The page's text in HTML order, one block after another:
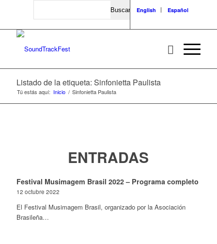
Search
English Español
Listado de la etiqueta: Sinfonietta Paulista
Tú estás aquí: Inicio / Sinfonietta Paulista
ENTRADAS
Festival Musimagem Brasil 2022 – Programa completo
12 octubre 2022
El Festival Musimagem Brasil, organizado por la Asociación
Brasileña…